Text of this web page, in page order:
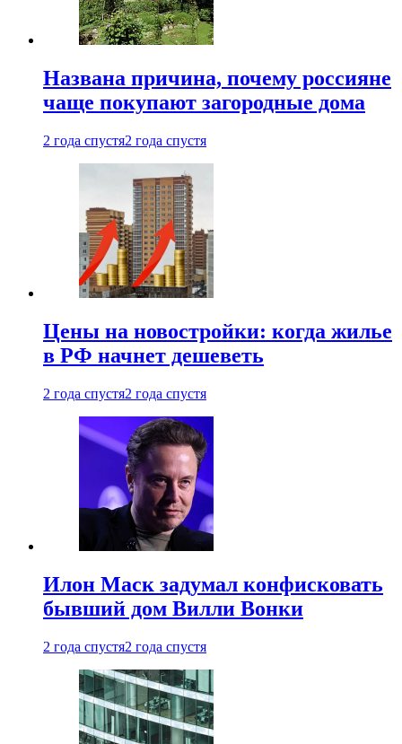
Названа причина, почему россияне
чаще покупают загородные дома
2 года спустя2 года спустя
Цены на новостройки: когда жилье
в РФ начнет дешеветь
2 года спустя2 года спустя
Илон Маск задумал конфисковать
бывший дом Вилли Вонки
2 года спустя2 года спустя